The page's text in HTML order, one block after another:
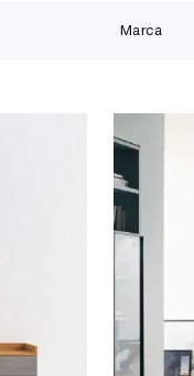
Marca